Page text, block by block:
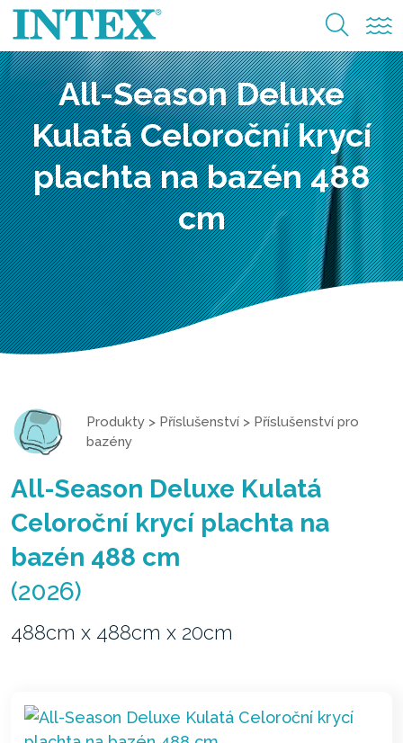
All-Season Deluxe
Kulatá Celoroční krycí
plachta na bazén 488
cm
Produkty > Příslušenství > Příslušenství pro
bazény
All-Season Deluxe Kulatá
Celoroční krycí plachta na
bazén 488 cm
(2026)
488cm x 488cm x 20cm